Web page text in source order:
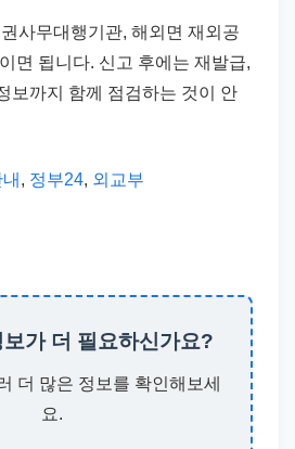
사무대행기관, 해외면 재외공
면 됩니다. 신고 후에는 재발급,
보까지 함께 점검하는 것이 안
, 정부24, 외교부
가 더 필요하신가요?
더 많은 정보를 확인해보세
요.